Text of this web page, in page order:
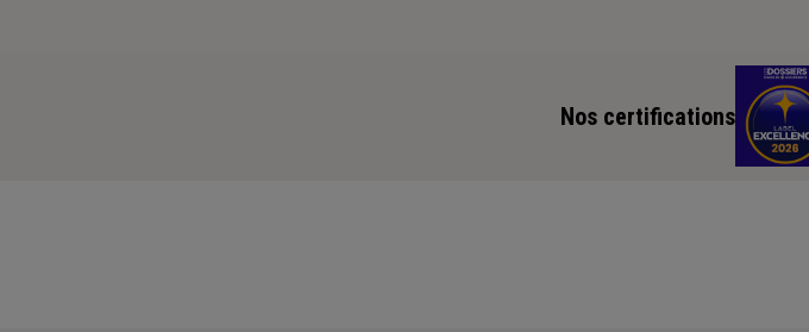
Nos certifications